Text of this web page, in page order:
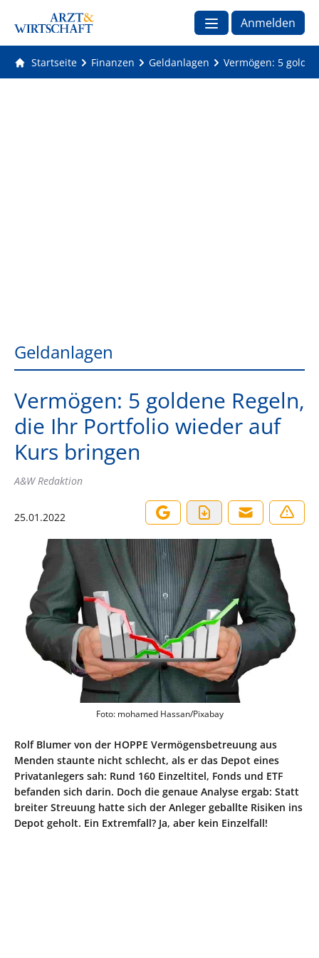
Anmelden
Startseite Finanzen Geldanlagen Vermögen: 5
Geldanlagen
Vermögen: 5 goldene Regeln,
die Ihr Portfolio wieder auf
Kurs bringen
A&W Redaktion
25.01.2022
Foto: mohamed Hassan/Pixabay
Rolf Blumer von der HOPPE Vermögensbetreuung aus
Menden staunte nicht schlecht, als er das Depot eines
Privatanlegers sah: Rund 160 Einzeltitel, Fonds und ETF
befanden sich darin. Doch die genaue Analyse ergab: Statt
breiter Streuung hatte sich der Anleger geballte Risiken ins
Depot geholt. Ein Extremfall? Ja, aber kein Einzelfall!